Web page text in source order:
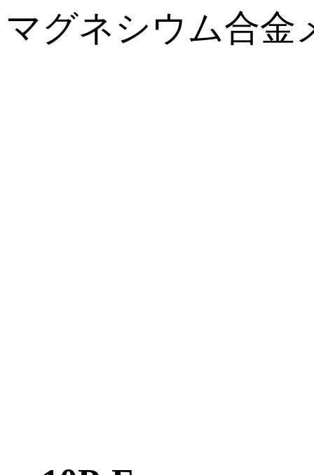
マグネシウム合金